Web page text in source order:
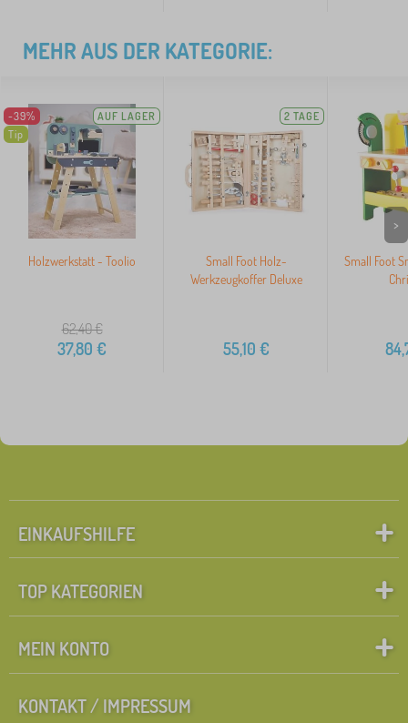
MEHR AUS DER KATEGORIE:
-39%
Tip
AUF LAGER
Holzwerkstatt - Toolio
62,40€
37,80 €
2 TAGE
Small Foot Holz-
Werkzeugkoffer Deluxe
55,10 €
Small Foot
>
EINKAUFSHILFE
TOP KATEGORIEN
MEIN KONTO
KONTAKT / IMPRESSUM